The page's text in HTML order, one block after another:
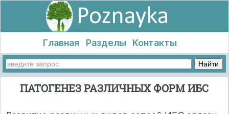
Главная Разделы Контакты
ПАТОГЕНЕЗ РАЗЛИЧНЫХ ФОРМ ИБС